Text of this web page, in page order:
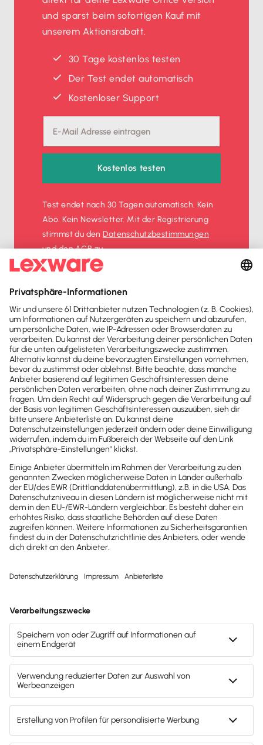
und sparst beim sofortigen Kauf mit
unserem Aktionsrabatt.
30 Tage kostenlos testen
Der Test endet automatisch
Kostenloser Support
Kostenlos testen
Test endet nach 30 Tagen automatisch. Kein
Abo. Kein Newsletter. Mit der Registrierung
stimmst du denDatenschutz­bestimmungen
und denAGBzu.
Newsletter
Brandheiße
News direkt in
dein Postfach
Möchtest du zukünftig
wichtige News zu
Gesetzesänderungen,
hilfreiche Praxis-Tipps und
kostenlose Tools für
Unternehmen erhalten?
Dann abonniere unseren
Mach's dir leicht und gib deinem Business den
entscheidenden Push – mit unserer Software für
Buchhaltung & Lohn.